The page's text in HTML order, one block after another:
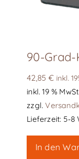
42,85€ inkl.
inkl. 19 % MwSt.
zzgl.
Lieferzeit: 5-8
In den